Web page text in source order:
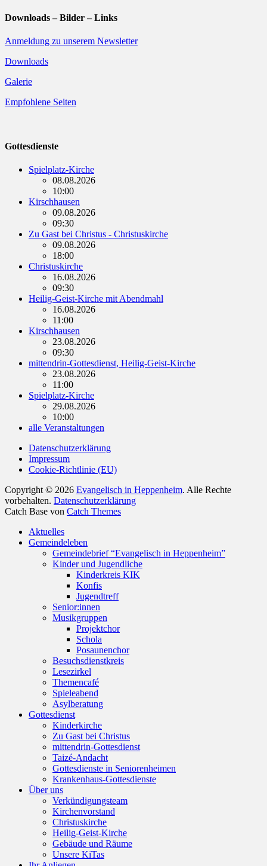
Downloads – Bilder – Links
Anmeldung zu unserem Newsletter
Downloads
Galerie
Empfohlene Seiten
Gottesdienste
Spielplatz-Kirche
08.08.2026
10:00
Kirschhausen
09.08.2026
09:30
Zu Gast bei Christus - Christuskirche
09.08.2026
18:00
Christuskirche
16.08.2026
09:30
Heilig-Geist-Kirche mit Abendmahl
16.08.2026
11:00
Kirschhausen
23.08.2026
09:30
mittendrin-Gottesdienst, Heilig-Geist-Kirche
23.08.2026
11:00
Spielplatz-Kirche
29.08.2026
10:00
alle Veranstaltungen
Datenschutzerklärung
Impressum
Cookie-Richtlinie (EU)
Copyright © 2026 Evangelisch in Heppenheim. Alle Rechte
vorbehalten. Datenschutzerklärung
Catch Base von Catch Themes
oben
scrollen
Aktuelles
Gemeindeleben
Gemeindebrief “Evangelisch in Heppenheim”
Kinder und Jugendliche
Kinderkreis KIK
Konfis
Jugendtreff
Senior:innen
Musikgruppen
Projektchor
Schola
Posaunenchor
Besuchsdienstkreis
Lesezirkel
Themencafé
Spieleabend
Asylberatung
Gottesdienst
Kinderkirche
Zu Gast bei Christus
mittendrin-Gottesdienst
Taizé-Andacht
Gottesdienste in Seniorenheimen
Krankenhaus-Gottesdienste
Über uns
Verkündigungsteam
Kirchenvorstand
Christuskirche
Heilig-Geist-Kirche
Gebäude und Räume
Unsere KiTas